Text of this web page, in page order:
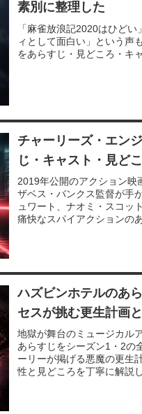
素別に整理した
「麻雀放浪記2020はひど
ィとして面白い」という声
をあらすじ・見どころ・キ
チャーリーズ・エン
じ・キャスト・見ど
2019年公開のアクション映
ザベス・バンクス監督が手
ュワート、ナオミ・スコッ
痛快なスパイアクションの
ハズビンホテルのあ
セスが挑む更生計画
地獄が舞台のミュージカル
あらすじをシーズン1・2の
ーリーが掲げる悪魔の更生
性と見どころを丁寧に解説